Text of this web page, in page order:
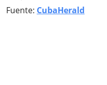
Fuente: CubaHerald